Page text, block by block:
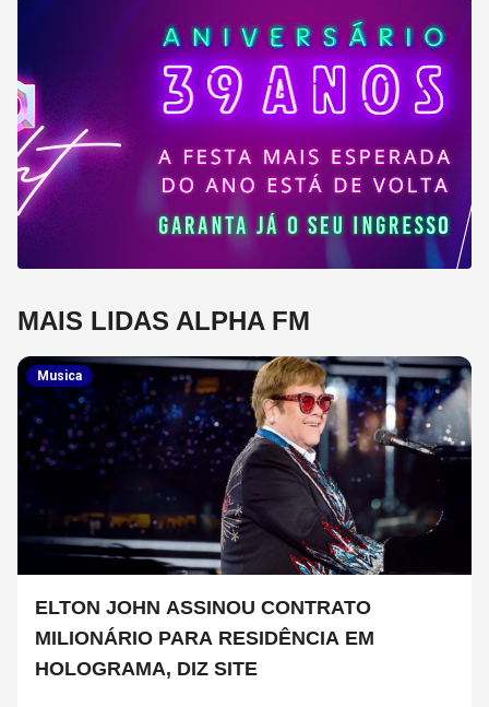
MAIS LIDAS ALPHA FM
Musica
ELTON JOHN ASSINOU CONTRATO
MILIONÁRIO PARA RESIDÊNCIA EM
HOLOGRAMA, DIZ SITE